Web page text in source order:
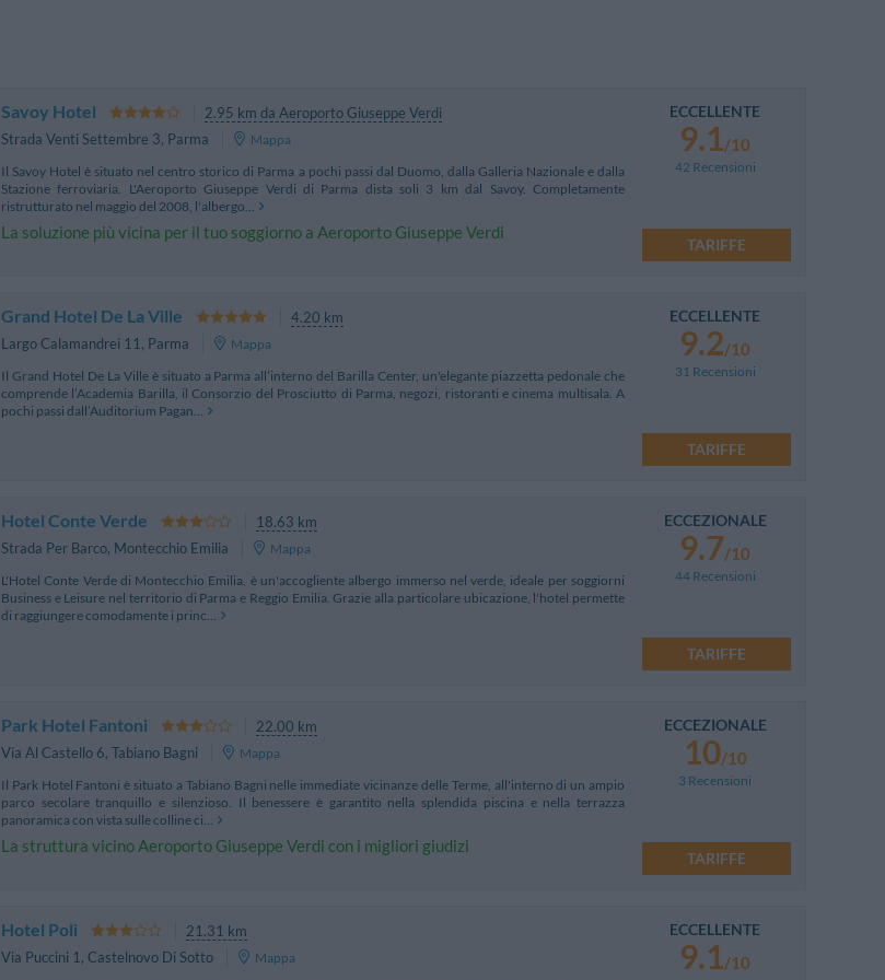
Savoy Hotel
2.95 km da Aeroporto Giuseppe Verdi
Strada Venti Settembre 3, Parma
Mappa
Il Savoy Hotel è situato nel centro storico di Parma a pochi passi dal Duomo, dalla Galleria Nazionale e dalla
Stazione ferroviaria. L'Aeroporto Giuseppe Verdi di Parma dista soli 3 km dal Savoy. Completamente
ristrutturato nel maggio del 2008, l'albergo...
La soluzione più vicina per il tuo soggiorno a Aeroporto Giuseppe Verdi
ECCELLENTE
9.1/10
42 Recensioni
TARIFFE
Grand Hotel De La Ville
4.20 km
Largo Calamandrei 11, Parma
Mappa
Il Grand Hotel De La Ville è situato a Parma all’interno del Barilla Center, un'elegante piazzetta pedonale che
comprende l’Academia Barilla, il Consorzio del Prosciutto di Parma, negozi, ristoranti e cinema multisala. A
pochi passi dall’Auditorium Pagan...
ECCELLENTE
9.2/10
31 Recensioni
TARIFFE
Hotel Conte Verde
18.63 km
Strada Per Barco, Montecchio Emilia
Mappa
L'Hotel Conte Verde di Montecchio Emilia, è un'accogliente albergo immerso nel verde, ideale per soggiorni
Business e Leisure nel territorio di Parma e Reggio Emilia. Grazie alla particolare ubicazione, l'hotel permette
di raggiungere comodamente i princ...
ECCEZIONALE
9.7/10
44 Recensioni
TARIFFE
Park Hotel Fantoni
22.00 km
Via Al Castello 6, Tabiano Bagni
Mappa
Il Park Hotel Fantoni è situato a Tabiano Bagni nelle immediate vicinanze delle Terme, all'interno di un ampio
parco secolare tranquillo e silenzioso. Il benessere è garantito nella splendida piscina e nella terrazza
panoramica con vista sulle colline ci...
La struttura vicino Aeroporto Giuseppe Verdi con i migliori giudizi
ECCEZIONALE
10/10
3 Recensioni
TARIFFE
Hotel Poli
21.31 km
Via Puccini 1, Castelnovo Di Sotto
Mappa
ECCELLENTE
9.1/10